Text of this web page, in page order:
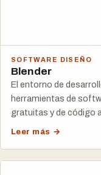
SOFTWARE DISEÑO
Blender
El entorno de
herramientas de
gratuitas y de código
Leer más →